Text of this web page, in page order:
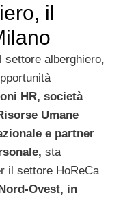
il
settore alberghiero,
HR, società
Umane
e partner
sta
il settore HoReCa
Ovest, in